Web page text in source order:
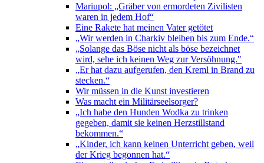
Mariupol: „Gräber von ermordeten Zivilisten
waren in jedem Hof“
Eine Rakete hat meinen Vater getötet
„Wir werden in Charkiv bleiben bis zum Ende.“
„Solange das Böse nicht als böse bezeichnet
wird, sehe ich keinen Weg zur Versöhnung."
„Er hat dazu aufgerufen, den Kreml in Brand zu
stecken.“
Wir müssen in die Kunst investieren
Was macht ein Militärseelsorger?
„Ich habe den Hunden Wodka zu trinken
gegeben, damit sie keinen Herzstillstand
bekommen.“
„Kinder, ich kann keinen Unterricht geben, weil
der Krieg begonnen hat.“